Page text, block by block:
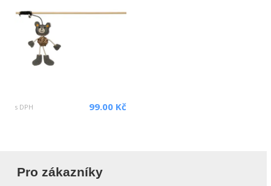
s DPH 99.00 Kč
Pro zákazníky